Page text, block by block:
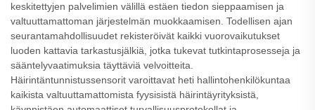
keskitettyjen palvelimien välillä estäen tiedon sieppaamisen ja
valtuuttamattoman järjestelmän muokkaamisen. Todellisen ajan
seurantamahdollisuudet rekisteröivät kaikki vuorovaikutukset
luoden kattavia tarkastusjälkiä, jotka tukevat tutkintaprosesseja ja
sääntelyvaatimuksia täyttäviä velvoitteita.
Häirintäntunnistussensorit varoittavat heti hallintohenkilökuntaa
kaikista valtuuttamattomista fyysisistä häirintäyrityksistä,